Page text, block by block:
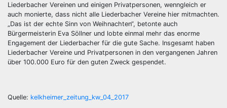
Liederbacher Vereinen und einigen Privatpersonen, wenngleich er
auch monierte, dass nicht alle Liederbacher Vereine hier mitmachten.
„Das ist der echte Sinn von Weihnachten“, betonte auch
Bürgermeisterin Eva Söllner und lobte einmal mehr das enorme
Engagement der Liederbacher für die gute Sache. Insgesamt haben
Liederbacher Vereine und Privatpersonen in den vergangenen Jahren
über 100.000 Euro für den guten Zweck gespendet.
Quelle: kelkheimer_zeitung_kw_04_2017